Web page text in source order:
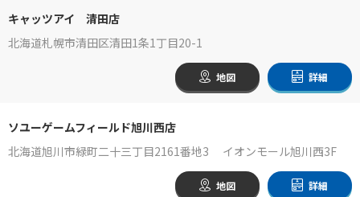
キャッツアイ 清田店
北海道札幌市清田区清田1条1丁目20-1
地図 詳細
ソユーゲームフィールド旭川西店
北海道旭川市緑町二十三丁目2161番地3 イオンモール旭川西3F
地図 詳細